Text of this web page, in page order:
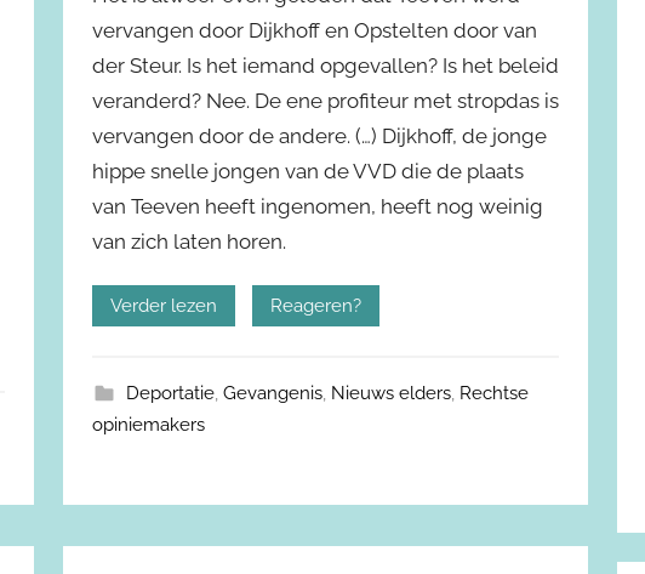
vervangen door Dijkhoff en Opstelten door van
der Steur. Is het iemand opgevallen? Is het beleid
veranderd? Nee. De ene profiteur met stropdas is
vervangen door de andere. (…) Dijkhoff, de jonge
hippe snelle jongen van de VVD die de plaats
van Teeven heeft ingenomen, heeft nog weinig
van zich laten horen.
Verder lezen Reageren?
Deportatie, Gevangenis, Nieuws elders, Rechtse
opiniemakers